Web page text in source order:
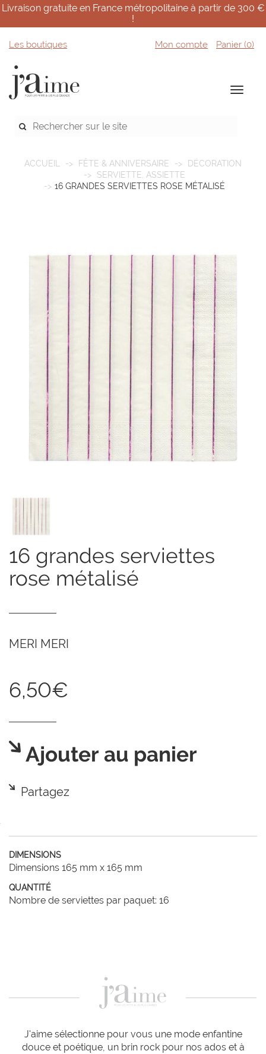
Livraison gratuite en France métropolitaine à partir de 300 €
!
Les boutiques Mon compte Panier (0)
ACCUEIL FÊTE & ANNIVERSAIRE
DÉCORATION
SERVIETTE, ASSIETTE
16 GRANDES SERVIETTES ROSE MÉTALISÉ
16 grandes serviettes
rose métalisé
MERI MERI
6,50€
Ajouter au panier
Partagez
DIMENSIONS
Dimensions 165 mm x 165 mm
QUANTITÉ
Nombre de serviettes par paquet: 16
J'aime sélectionne pour vous une mode enfantine
douce et poétique, un brin rock pour nos ados et à